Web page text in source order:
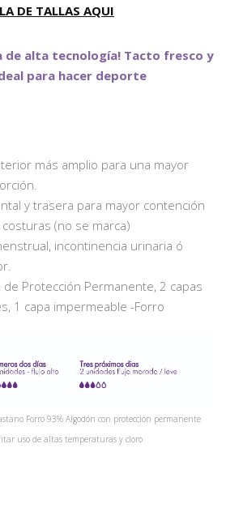
DE TALLAS AQUI
de alta tecnología! Tacto fresco y
para hacer deporte
más amplio para una mayor
y trasera para mayor contención
(no se marca)
incontinencia urinaria ó
de Protección Permanente, 2 capas
1 capa impermeable -Forro
Forro 93% Algodón con protección permanente
uso de altas temperaturas y cloro